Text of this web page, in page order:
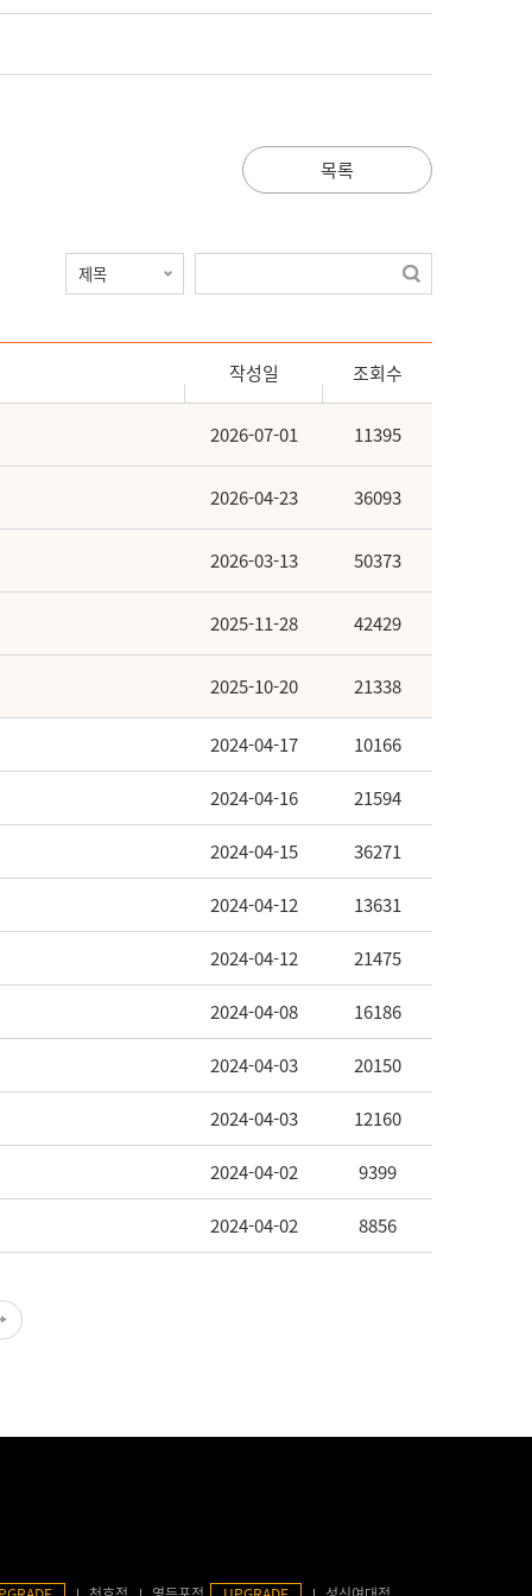
목록
작성일 조회수
2026-07-01 11395
2026-04-23 36093
2026-03-13 50373
2025-11-28 42429
2025-10-20 21338
2024-04-17 10166
2024-04-16 21594
2024-04-15 36271
2024-04-12 13631
2024-04-12 21475
2024-04-08 16186
2024-04-03 20150
2024-04-03 12160
2024-04-02 9399
2024-04-02 8856